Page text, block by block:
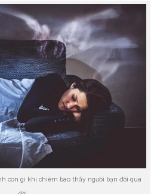
con gì khi chiêm bao thấy người bạn đời qua